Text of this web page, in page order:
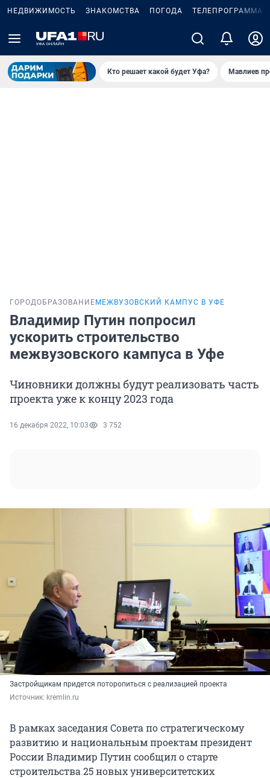
НЕДВИЖИМОСТЬ ЗНАКОМСТВА ПОГОДА ТЕЛЕПРОГРАММА
Кто решает какой будет Уфа? Мавлиев
ГОРОДОБРАЗОВАНИЕ МЕЖВУЗОВСКИЙ КАМПУС В УФЕ
Владимир Путин попросил
ускорить строительство
межвузовского кампуса в Уфе
Чиновники должны будут реализовать часть
проекта уже к концу 2023 года
16 декабря 2022, 10:03 3 752
Застройщикам придется поторопиться с реализацией проекта
Источник: kremlin.ru
В рамках заседания Совета по стратегическому
развитию и национальным проектам президент
России Владимир Путин сообщил о старте
строительства 25 новых университетских